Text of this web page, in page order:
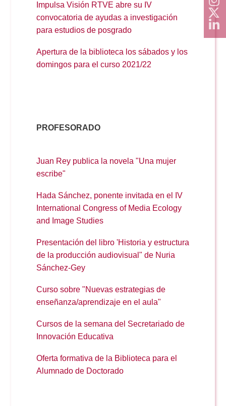
Impulsa Visión RTVE abre su IV
convocatoria de ayudas a investigación
para estudios de posgrado
Apertura de la biblioteca los sábados y los
domingos para el curso 2021/22
PROFESORADO
Juan Rey publica la novela "Una mujer
escribe"
Hada Sánchez, ponente invitada en el IV
International Congress of Media Ecology
and Image Studies
Presentación del libro 'Historia y estructura
de la producción audiovisual" de Nuria
Sánchez-Gey
Curso sobre "Nuevas estrategias de
enseñanza/aprendizaje en el aula"
Cursos de la semana del Secretariado de
Innovación Educativa
Oferta formativa de la Biblioteca para el
Alumnado de Doctorado